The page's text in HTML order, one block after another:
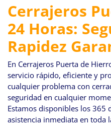
Cerrajeros
24 Horas:
Rapidez
En Cerrajeros Puerta de
servicio rápido, eficiente y
cualquier problema con
seguridad en cualquier
Estamos disponibles los 365
asistencia inmediata en toda